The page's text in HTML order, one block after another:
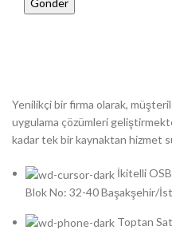
Yenilikçi bir firma olarak,
uygulama çözümleri
kadar tek bir kaynaktan hizmet
İkitelli
Blok No: 32-40 Başakşehir/
Toptan